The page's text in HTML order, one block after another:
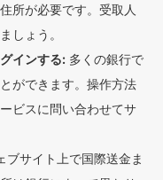
所が必要です。受取人
しょう。
インする: 多くの銀行で
ができます。操作方法
ビスに問い合わせてサ
ブサイト上で国際送金ま